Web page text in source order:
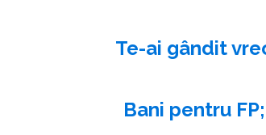
Te-ai gândit
Bani pentru